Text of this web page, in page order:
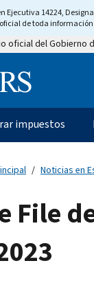
Ejecutiva 14224,
de toda
oficial del Gobierno
impuestos
Noticias en
File